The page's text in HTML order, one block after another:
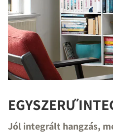
EGYSZERŰ
Jól integrált hangzás,